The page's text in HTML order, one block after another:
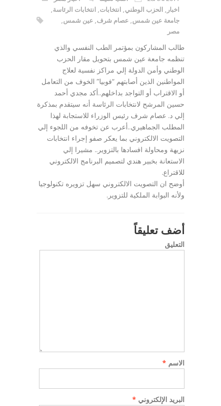
اخبار , الحزب الوطني, انتخابات, انتخابات الرئاسة,
جامعة عين شمس, عصام شرف, عين شمس,
مصر
طالب المشاركون بمؤتمر الطب النفسي والذي
تنظمه جامعة عين شمس بتحويل مقار الحزب
الوطني وأمن الدولة إلي مراكز نفسية لعلاج
المواطنين الذين أصابتهم “فوبيا” الخوف من التعامل
أو الاقتراب أو التواجد بداخلهم..أكد مجدي أحمد
حسين المرشح لانتخابات الرئاسة أنه سيتقدم بمذكرة
إلي د. عصام شرف رئيس الوزراء للاستجابة لهذا
المطلب الجماهيري..أعرب عن تخوفه من اللجوء إلي
التصويت الالكتروني بما يعكر صفو إجراء انتخابات
نزيهة ومحاولة افسادها بالتزوير.. مشيرا إلي
الاستعانة بخبير هندي لتصميم البرنامج الالكتروني
للاقتراع.
أوضح ان التصويت الالكتروني سهل تزويره تكنولوجيا
ولأنه البوابة الملكية للتزوير.
أضف تعليقاً
التعليق
الاسم *
البريد الإلكتروني *